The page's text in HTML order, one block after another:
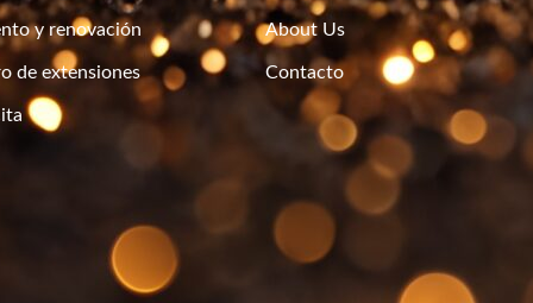
y renovación
de extensiones
About Us
Contacto